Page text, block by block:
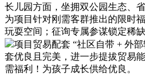
长儿园方面，坐拥双公园生态、
为项目针对刚需客群推出的限时
玩耍空间；征询专属参谋锁定稀
项目贸易配套 “社区自带 + 外部
套优良且完美，进一步提拔贸易
需福利！为孩子成长供给优良。